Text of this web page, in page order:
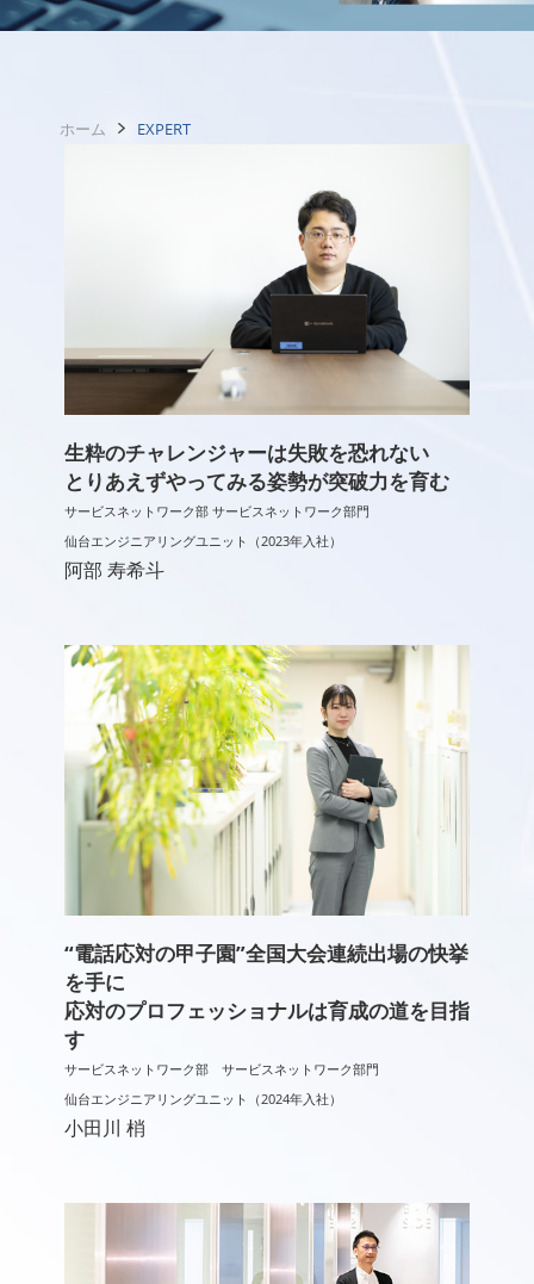
ホーム EXPERT
生粋のチャレンジャーは失敗を恐れない
とりあえずやってみる姿勢が突破力を育む
サービスネットワーク部 サービスネットワーク部門
仙台エンジニアリングユニット（2023年入社）
阿部 寿希斗
“電話応対の甲子園”全国大会連続出場の快挙
を手に
応対のプロフェッショナルは育成の道を目指
す
サービスネットワーク部 サービスネットワーク部門
仙台エンジニアリングユニット（2024年入社）
小田川 梢